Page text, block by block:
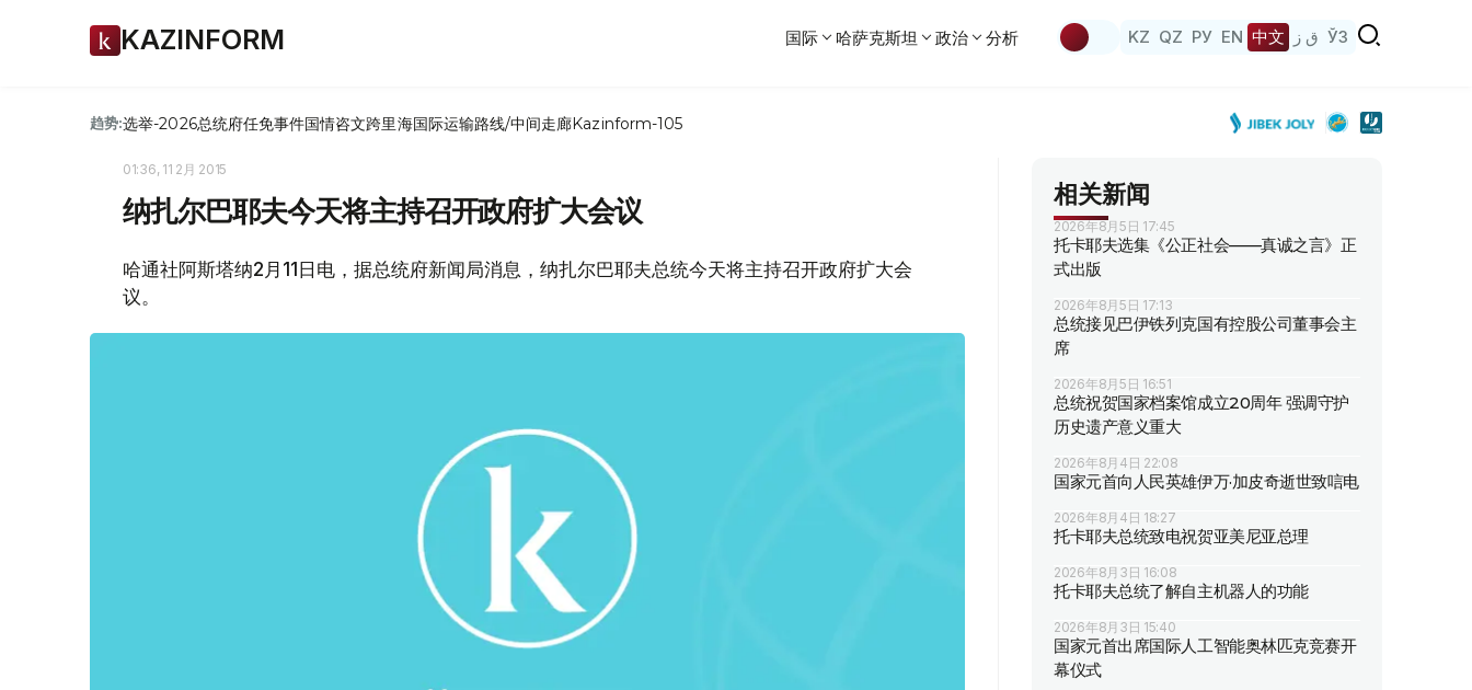
KAZINFORM 国际 哈萨克斯坦 政治 分析 KZ QZ РУ EN 中文 ق ز ЎЗ
趋势:选举-2026总统府任免事件国情咨文跨里海国际运输路线/中间走廊Kazinform-105
01:36, 11 2月 2015
纳扎尔巴耶夫今天将主持召开政府扩大会议
哈通社阿斯塔纳2月11日电，据总统府新闻局消息，纳扎尔巴耶夫总统今天将主持召开政府扩大会
议。
相关新闻
2026年8月5日 17:45
托卡耶夫选集《公正社会——真诚之言》正
式出版
2026年8月5日 17:13
总统接见巴伊铁列克国有控股公司董事会主
席
2026年8月5日 16:51
总统祝贺国家档案馆成立20周年 强调守护
历史遗产意义重大
2026年8月4日 22:08
国家元首向人民英雄伊万·加皮奇逝世致唁电
2026年8月4日 18:27
托卡耶夫总统致电祝贺亚美尼亚总理
2026年8月3日 16:08
托卡耶夫总统了解自主机器人的功能
2026年8月3日 15:40
国家元首出席国际人工智能奥林匹克竞赛开
幕仪式